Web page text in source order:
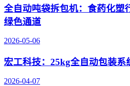
全自动吨袋拆包机：食药化塑
绿色通道
2026-05-06
宏工科技：25kg全自动包装系
2026-04-07